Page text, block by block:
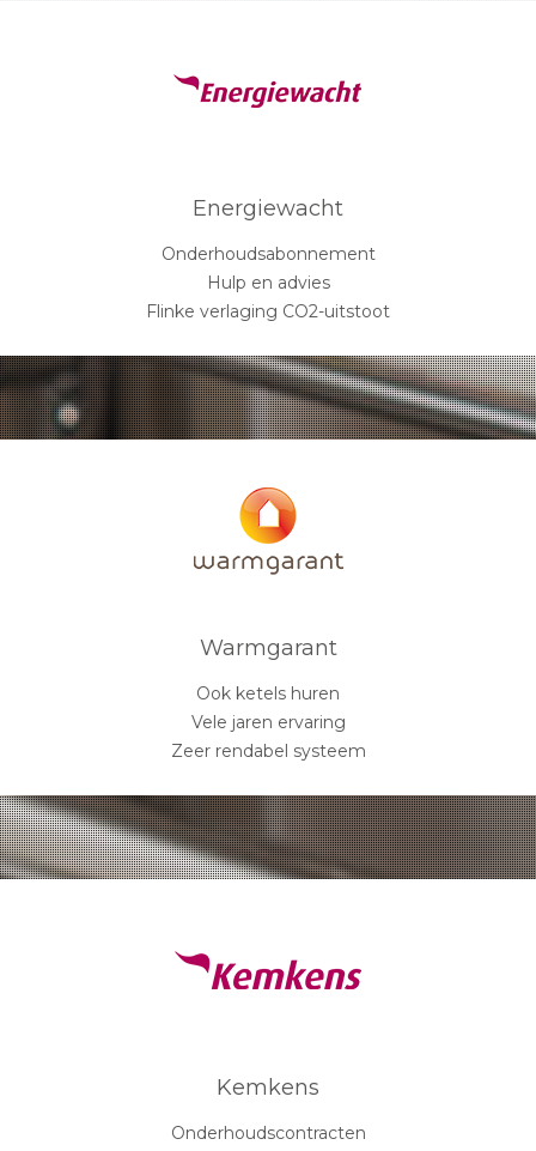
Energiewacht
Onderhoudsabonnement
Hulp en advies
Flinke verlaging CO2-uitstoot
Warmgarant
Ook ketels huren
Vele jaren ervaring
Zeer rendabel systeem
Kemkens
Onderhoudscontracten